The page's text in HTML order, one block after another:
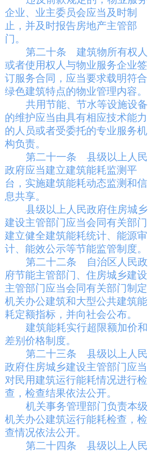
企业、业主委员会应当及时制
止，并及时报告房地产主管部
门。
第二十条
建筑物所有权人
或者使用权人与物业服务企业签
订服务合同，应当要求载明符合
绿色建筑特点的物业管理内容。
共用节能、节水等设施设备
的维护应当由具有相应技术能力
的人员或者受委托的专业服务机
构负责。
第二十一条
县级以上人民
政府应当建立建筑能耗监测平
台，实施建筑能耗动态监测和信
息共享。
县级以上人民政府住房城乡
建设主管部门应当会同有关部门
建立健全建筑能耗统计、能源审
计、能效公示等节能监管制度。
第二十二条
自治区人民政
府节能主管部门、住房城乡建设
主管部门应当会同有关部门制定
机关办公建筑和大型公共建筑能
耗定额指标，并向社会公布。
建筑能耗实行超限额加价和
差别价格制度。
第二十三条
县级以上人民
政府住房城乡建设主管部门应当
对民用建筑运行能耗情况进行检
查，检查结果依法公开。
机关事务管理部门负责本级
机关办公建筑运行能耗检查，检
查情况依法公开。
第二十四条
县级以上人民